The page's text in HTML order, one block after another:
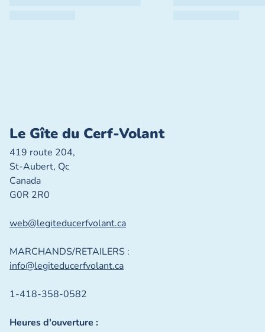
Le Gîte du Cerf-Volant
419 route 204,
St-Aubert, Qc
Canada
G0R 2R0
web@legiteducerfvolant.ca
MARCHANDS/RETAILERS :
info@legiteducerfvolant.ca
1-418-358-0582
Heures d'ouverture :